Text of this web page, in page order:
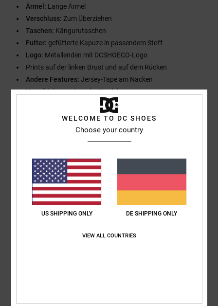
Ärmel: Lange Ärmel
Verschluss: Zum Überziehen
Taschen: Kängurutaschen
Futter: gefütterte Kapuze in passendem Stoff
Logo: Metallenden mit DCSHOECO-Logo
Prints auf der linken Brust und auf dem Rücken
Andere Features: Jersey-Tape am Nacken
Knopflöcher und runder Kordelzug
[Hauptstoff] 100 % Baumwolle
Kundenbewertungen
WELCOME TO DC SHOES
Choose your country
US SHIPPING ONLY DE SHIPPING ONLY
VIEW ALL COUNTRIES